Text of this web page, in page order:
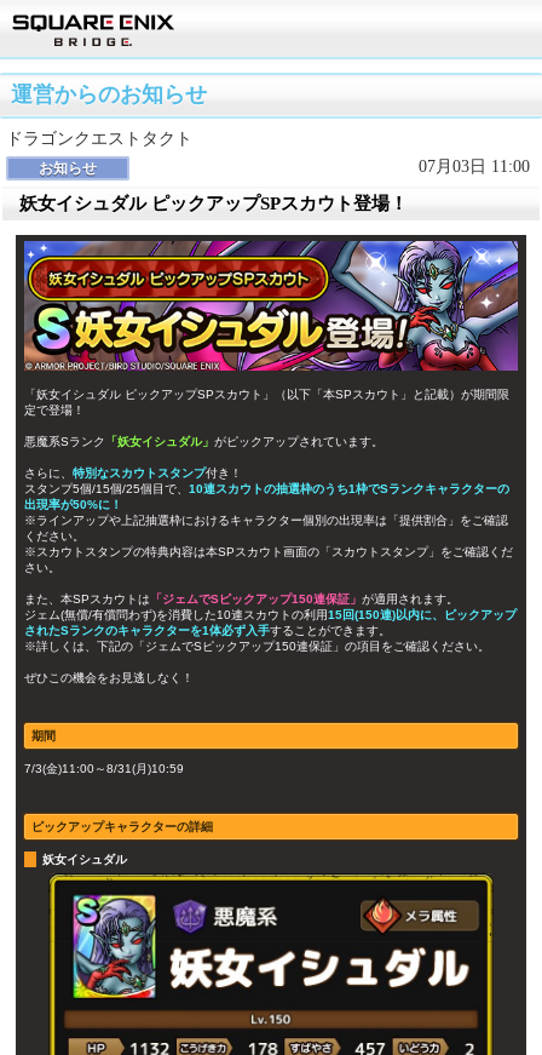
運営からのお知らせ
ドラゴンクエストタクト
お知らせ 07月03日 11:00
妖女イシュダル ピックアップSPスカウト登場！
「妖女イシュダル ピックアップSPスカウト」（以下「本SPスカウト」と記載）が期間限
定で登場！
悪魔系Sランク 「妖女イシュダル」 がピックアップされています。
さらに、 特別なスカウトスタンプ付き！
スタンプ5個/15個/25個目で、 10連スカウトの抽選枠のうち1枠でSランクキャラクターの
出現率が50%に！
※ラインアップや上記抽選枠におけるキャラクター個別の出現率は「提供割合」をご確認
ください。
※スカウトスタンプの特典内容は本SPスカウト画面の「スカウトスタンプ」をご確認くだ
さい。
また、本SPスカウトは 「ジェムでSピックアップ150連保証」 が適用されます。
ジェム(無償/有償問わず)を消費した10連スカウトの利用15回(150連)以内に、ピックアップ
されたSランクのキャラクターを1体必ず入手することができます。
※詳しくは、下記の「ジェムでSピックアップ150連保証」の項目をご確認ください。
ぜひこの機会をお見逃しなく！
期間
7/3(金)11:00～8/31(月)10:59
ピックアップキャラクターの詳細
妖女イシュダル